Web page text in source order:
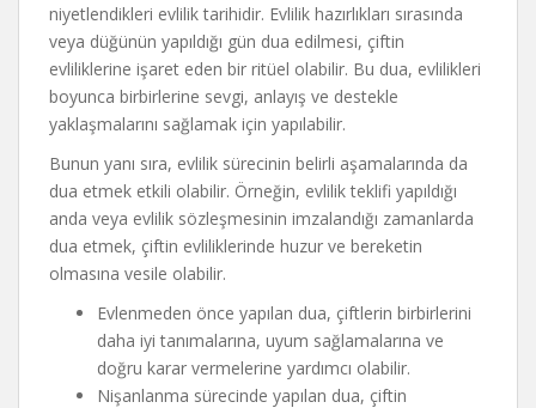
niyetlendikleri evlilik tarihidir. Evlilik hazırlıkları sırasında
veya düğünün yapıldığı gün dua edilmesi, çiftin
evliliklerine işaret eden bir ritüel olabilir. Bu dua, evlilikleri
boyunca birbirlerine sevgi, anlayış ve destekle
yaklaşmalarını sağlamak için yapılabilir.
Bunun yanı sıra, evlilik sürecinin belirli aşamalarında da
dua etmek etkili olabilir. Örneğin, evlilik teklifi yapıldığı
anda veya evlilik sözleşmesinin imzalandığı zamanlarda
dua etmek, çiftin evliliklerinde huzur ve bereketin
olmasına vesile olabilir.
Evlenmeden önce yapılan dua, çiftlerin birbirlerini
daha iyi tanımalarına, uyum sağlamalarına ve
doğru karar vermelerine yardımcı olabilir.
Nişanlanma sürecinde yapılan dua, çiftin